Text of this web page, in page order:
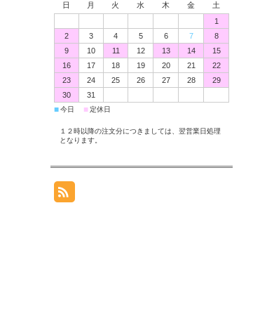
日 月 火 水 木 金
土
1
2
3 4 5 6 7
8
9
10 11 12 13 14
15
16
17 18 19 20 21
22
23
24 25 26 27 28
29
30
31
■今日 ■定休日
１２時以降の注文分につきましては、翌営業日処理
となります。